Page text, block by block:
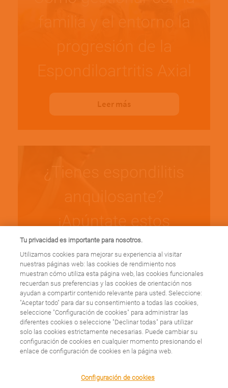
familia y el entorno la
progresión de la
Espondiloartritis Axial
Leer más
¿Tienes espondilitis
anquilosante?
¡Apúntate estos
ejercicios y mejora tus
síntomas!
Leer más
El reumatólogo Ronan
Tu privacidad es importante para nosotros.
Utilizamos cookies para mejorar su experiencia al visitar
nuestras páginas web: las cookies de rendimiento nos
muestran cómo utiliza esta página web, las cookies funcionales
recuerdan sus preferencias y las cookies de orientación nos
ayudan a compartir contenido relevante para usted. Seleccione:
"Aceptar todo" para dar su consentimiento a todas las cookies,
seleccione "Configuración de cookies" para administrar las
diferentes cookies o seleccione "Declinar todas" para utilizar
solo las cookies estrictamente necesarias. Puede cambiar su
configuración de cookies en cualquier momento presionando el
enlace de configuración de cookies en la página web.
Configuración de cookies
We use cookies on this site to enhance your user